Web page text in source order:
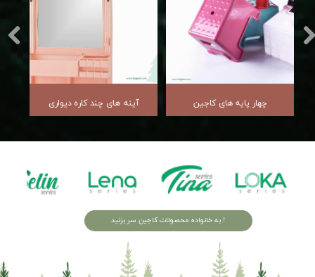
آینه های چند کاره دیواری چهار پایه های کاجین
به خانواده محصولات کاجین سر بزنید !